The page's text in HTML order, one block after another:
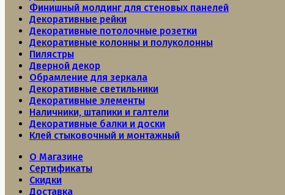
Финишный молдинг для стеновых панелей
Декоративные рейки
Декоративные потолочные розетки
Декоративные колонны и полуколонны
Пилястры
Дверной декор
Обрамление для зеркала
Декоративные светильники
Декоративные элементы
Наличники, штапики и галтели
Декоративные балки и доски
Клей стыковочный и монтажный
О Магазине
Сертификаты
Скидки
Доставка